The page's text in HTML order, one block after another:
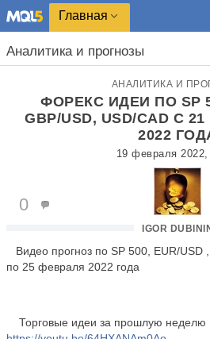
Главная
Аналитика и прогнозы
АНАЛИТИКА И
ФОРЕКС ИДЕИ ПО SP
GBP/USD, USD/CAD C
2022
19 февраля 2022,
IGOR
0
Видео прогноз по SP 500, EUR/USD
по 25 февраля 2022 года
Торговые идеи за прошлую неделю